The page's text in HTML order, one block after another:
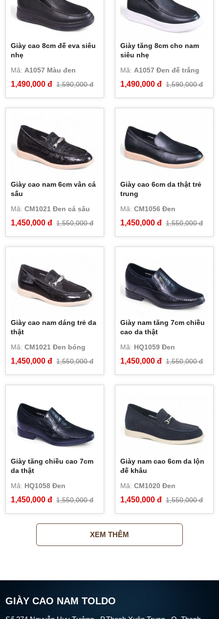
Giày cao 8cm đế eva siêu
nhẹ
Mã: A1057 Màu đen
1,490,000 đ 1,590,000 đ
Giày tăng 8cm cho nam
siêu nhẹ
Mã: A1057 Đen đế trắng
1,490,000 đ 1,590,000 đ
Giày cao nam 6cm vân cá
sấu
Mã:CM1021 Đen cá sâu
1,450,000 đ 1,550,000 đ
Giày cao 6cm da thật trẻ
trung
Mã:CM1056 Đen
1,450,000 đ 1,550,000 đ
Giày cao nam dáng trẻ da
thật
Mã:CM1021 Đen bóng
1,450,000 đ 1,550,000 đ
Giày nam tăng 7cm chiều
cao da thật
Mã: HQ1059 Đen
1,450,000 đ 1,550,000 đ
Giày tăng chiều cao 7cm
da thật
Mã: HQ1058 Đen
1,450,000 đ 1,550,000 đ
Giày nam cao 6cm da lộn
đế khâu
Mã:CM1020 Đen
1,450,000 đ 1,550,000 đ
XEM THÊM
GIÀY CAO NAM TOLDO